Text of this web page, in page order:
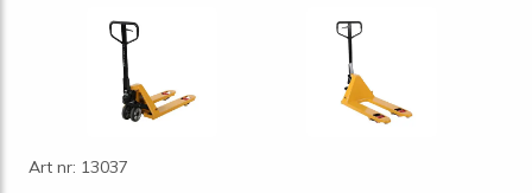
Art nr: 13037